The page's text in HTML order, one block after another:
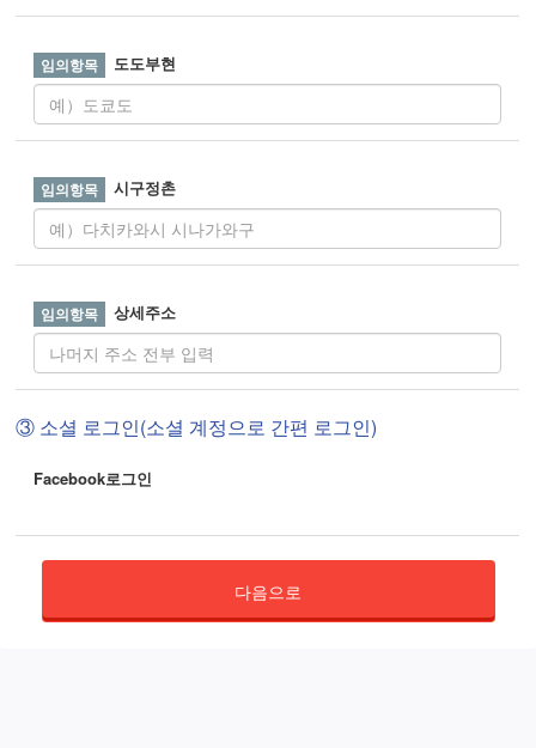
도도부현
시구정촌
상세주소
③ 소셜 로그인(소셜 계정으로 간편 로그인)
Facebook로그인